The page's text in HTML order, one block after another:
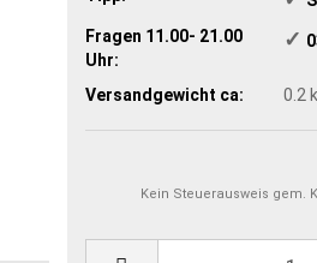
Fragen 11.00- 21.00
Uhr:
✓
Versandgewicht ca: 0.2
Kein Steuerausweis gem.